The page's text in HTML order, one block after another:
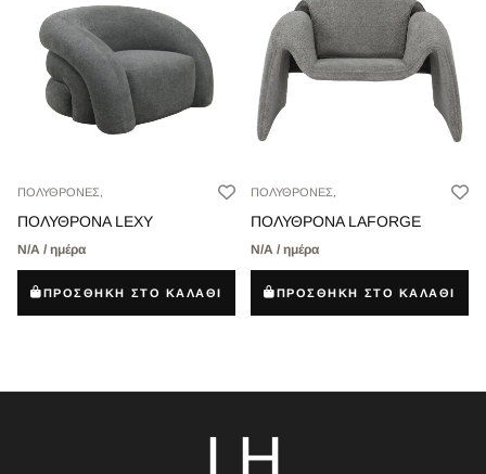
ΠΟΛΥΘΡΟΝΕΣ,
ΠΟΛΥΘΡΟΝΑ LEXY
Ν/Α / ημέρα
ΠΡΟΣΘΗΚΗ ΣΤΟ ΚΑΛΑΘΙ
ΠΟΛΥΘΡΟΝΕΣ,
ΠΟΛΥΘΡΟΝΑ LAFORGE
Ν/Α / ημέρα
ΠΡΟΣΘΗΚΗ ΣΤΟ ΚΑΛΑΘΙ
LH